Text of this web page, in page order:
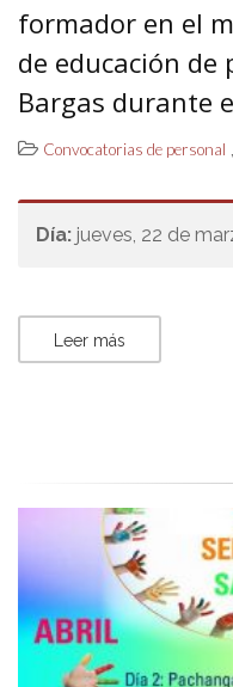
formador en el
de educación de
Bargas durante
Convocatorias de personal ,
Día: jueves, 22 de
Leer más